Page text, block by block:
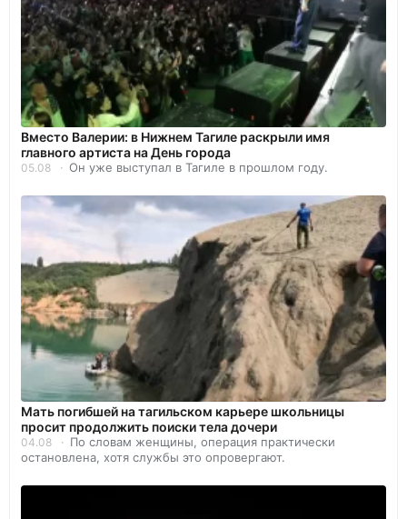
Вместо Валерии: в Нижнем Тагиле раскрыли имя
главного артиста на День города
05.08 Он уже выступал в Тагиле в прошлом году.
Мать погибшей на тагильском карьере школьницы
просит продолжить поиски тела дочери
04.08
По словам женщины, операция практически
остановлена, хотя службы это опровергают.